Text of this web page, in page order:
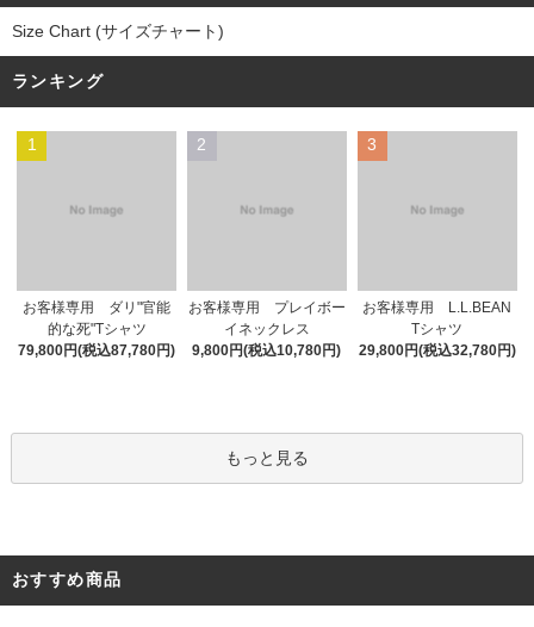
Size Chart (サイズチャート)
ランキング
1
お客様専用 ダリ"官能
的な死"Tシャツ
79,800円(税込87,780円)
2
お客様専用 プレイボー
イネックレス
9,800円(税込10,780円)
3
お客様専用 L.L.BEAN
Tシャツ
29,800円(税込32,780円)
もっと見る
おすすめ商品